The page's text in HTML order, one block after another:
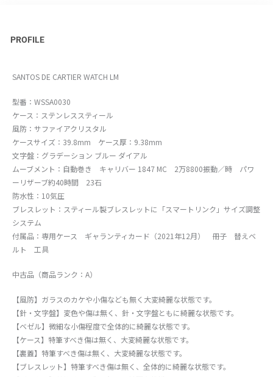
PROFILE
SANTOS DE CARTIER WATCH LM
型番：WSSA0030
ケース：ステンレススティール
風防：サファイアクリスタル
ケースサイズ：39.8mm ケース厚：9.38mm
文字盤：グラデーション ブルー ダイアル
ムーブメント：自動巻き キャリバー 1847 MC 2万8800振動／時 パワ
ーリザーブ約40時間 23石
防水性：10気圧
ブレスレット：スティール製ブレスレットに「スマートリンク」サイズ調整
システム
付属品：専用ケース ギャランティカード（2021年12月） 冊子 替えベ
ルト 工具
中古品（商品ランク：A）
【風防】ガラスのカケや小傷なども無く大変綺麗な状態です。
【針・文字盤】変色や傷は無く、針・文字盤ともに綺麗な状態です。
【ベゼル】微細な小傷程度で全体的に綺麗な状態です。
【ケース】特筆すべき傷は無く、大変綺麗な状態です。
【裏蓋】特筆すべき傷は無く、大変綺麗な状態です。
【ブレスレット】特筆すべき傷は無く、全体的に綺麗な状態です。